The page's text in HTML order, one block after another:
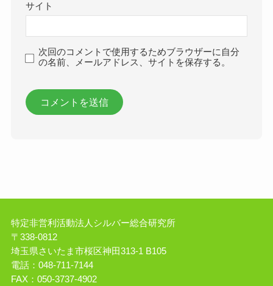
サイト
次回のコメントで使用するためブラウザーに自分
の名前、メールアドレス、サイトを保存する。
特定非営利活動法人シルバー総合研究所
〒338-0812
埼玉県さいたま市桜区神田313-1 B105
電話：048-711-7144
FAX：050-3737-4902